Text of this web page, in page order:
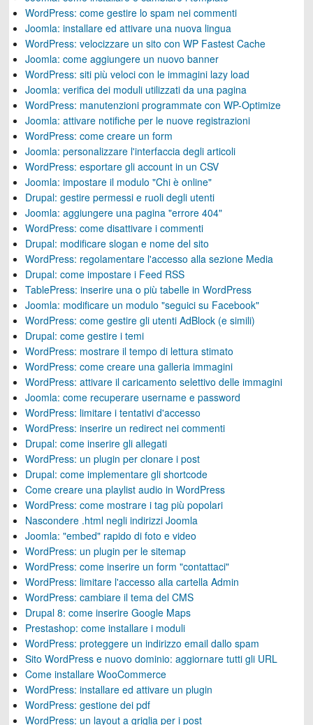
WordPress: come gestire lo spam nei commenti
Joomla: installare ed attivare una nuova lingua
WordPress: velocizzare un sito con WP Fastest Cache
Joomla: come aggiungere un nuovo banner
WordPress: siti più veloci con le immagini lazy load
Joomla: verifica dei moduli utilizzati da una pagina
WordPress: manutenzioni programmate con WP-Optimize
Joomla: attivare notifiche per le nuove registrazioni
WordPress: come creare un form
Joomla: personalizzare l'interfaccia degli articoli
WordPress: esportare gli account in un CSV
Joomla: impostare il modulo "Chi è online"
Drupal: gestire permessi e ruoli degli utenti
Joomla: aggiungere una pagina "errore 404"
WordPress: come disattivare i commenti
Drupal: modificare slogan e nome del sito
WordPress: regolamentare l'accesso alla sezione Media
Drupal: come impostare i Feed RSS
TablePress: inserire una o più tabelle in WordPress
Joomla: modificare un modulo "seguici su Facebook"
WordPress: come gestire gli utenti AdBlock (e simili)
Drupal: come gestire i temi
WordPress: mostrare il tempo di lettura stimato
WordPress: come creare una galleria immagini
WordPress: attivare il caricamento selettivo delle immagini
Joomla: come recuperare username e password
WordPress: limitare i tentativi d'accesso
WordPress: inserire un redirect nei commenti
Drupal: come inserire gli allegati
WordPress: un plugin per clonare i post
Drupal: come implementare gli shortcode
Come creare una playlist audio in WordPress
WordPress: come mostrare i tag più popolari
Nascondere .html negli indirizzi Joomla
Joomla: "embed" rapido di foto e video
WordPress: un plugin per le sitemap
WordPress: come inserire un form "contattaci"
WordPress: limitare l'accesso alla cartella Admin
WordPress: cambiare il tema del CMS
Drupal 8: come inserire Google Maps
Prestashop: come installare i moduli
WordPress: proteggere un indirizzo email dallo spam
Sito WordPress e nuovo dominio: aggiornare tutti gli URL
Come installare WooCommerce
WordPress: installare ed attivare un plugin
WordPress: gestione dei pdf
WordPress: un layout a griglia per i post